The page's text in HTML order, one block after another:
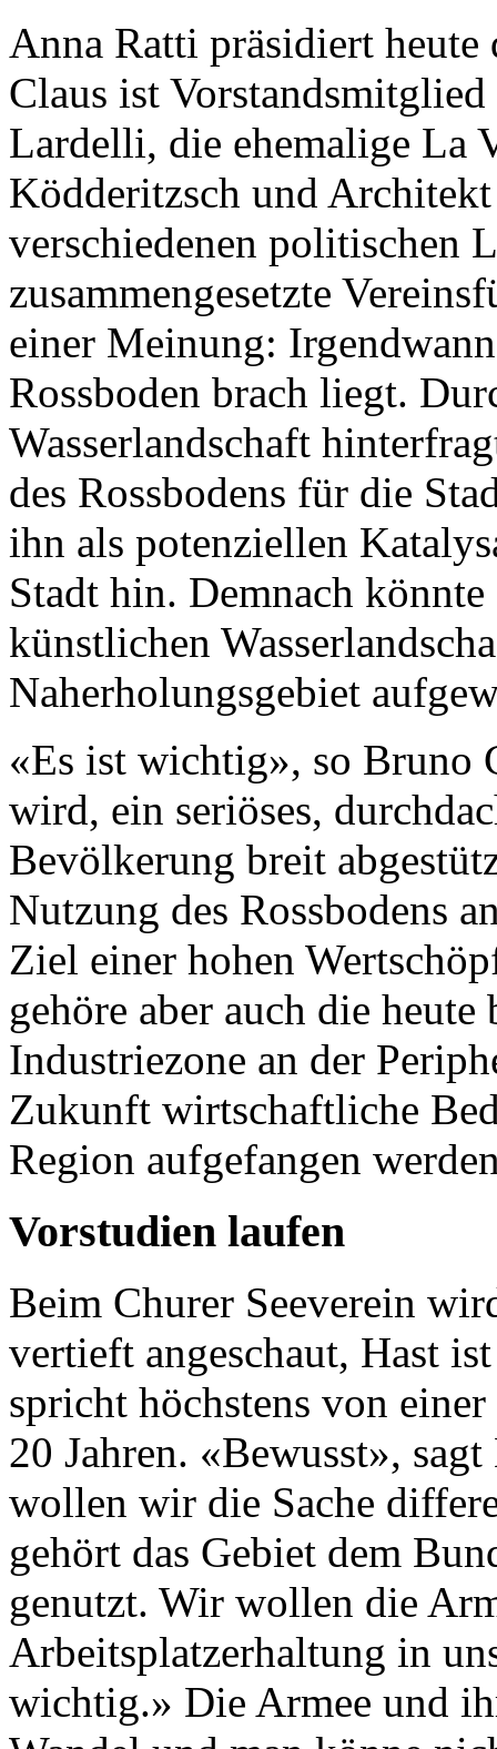
Anna Ratti präsidiert heute
Claus ist
Lardelli, die ehemalige La
Ködderitzsch und
verschiedenen politischen
zusammengesetzte
einer Meinung:
Rossboden brach liegt.
Wasserlandschaft
des Rossbodens für die
ihn als potenziellen
Stadt hin. Demnach
künstlichen
Naherholungsgebiet
«Es ist wichtig», so Bruno
wird, ein seriöses,
Bevölkerung breit
Nutzung des Rossbodens
Ziel einer hohen
gehöre aber auch die heute
Industriezone an der
Zukunft wirtschaftliche
Region aufgefangen
Vorstudien laufen
Beim Churer Seeverein
vertieft angeschaut, Hast
spricht höchstens von
20 Jahren. «Bewusst»,
wollen wir die Sache
gehört das Gebiet dem
genutzt. Wir wollen die
Arbeitsplatzerhaltung in
wichtig.» Die Armee und